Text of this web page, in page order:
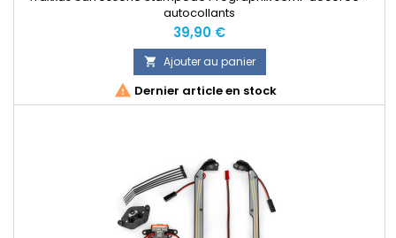
autocollants
Prix
39,90 €
 Ajouter au panier
 Dernier article en stock